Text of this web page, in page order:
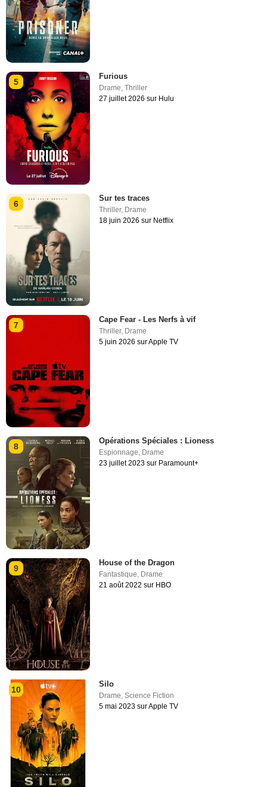
5
Furious
Drame,Thriller
27 juillet 2026 sur Hulu
6
Sur tes traces
Thriller, Drame
18 juin 2026 sur Netflix
7
Cape Fear - Les Nerfs à vif
Thriller, Drame
5 juin 2026 sur Apple TV
8
Opérations Spéciales : Lioness
Espionnage, Drame
23 juillet 2023 sur Paramount+
9
House of the Dragon
Fantastique Drame
21 août 2022 sur HBO
10
Silo
Drame,Science Fiction
5 mai 2023 sur Apple TV